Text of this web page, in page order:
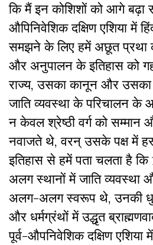
कि मैं इन कोशिशों को आगे बढ़ा
औपिनिवेशिक दक्षिण एशिया में
समझने के लिए हमें अछूत प्रथा की
और अनुपालन के इतिहास को
राज्य, उसका कानून और
जाति व्यवस्था के परिचालन
न केवल श्रेष्ठी वर्ग को
नवाजते थे, वरन् उसके पक्ष में
इतिहास से हमें पता चलता है कि
अलग स्थानों में जाति व्यवस्था
अलग-अलग स्वरूप थे, उनकी
और धर्मग्रंथों में उद्धृत
पूर्व-औपनिवेशिक दक्षिण एशिया